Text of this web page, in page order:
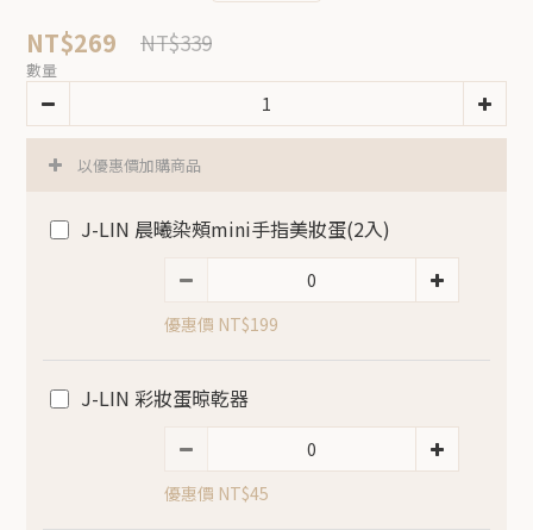
NT$269 NT$339
數量
以優惠價加購商品
J-LIN 晨曦染頰mini手指美妝蛋(2入)
優惠價 NT$199
J-LIN 彩妝蛋晾乾器
優惠價 NT$45